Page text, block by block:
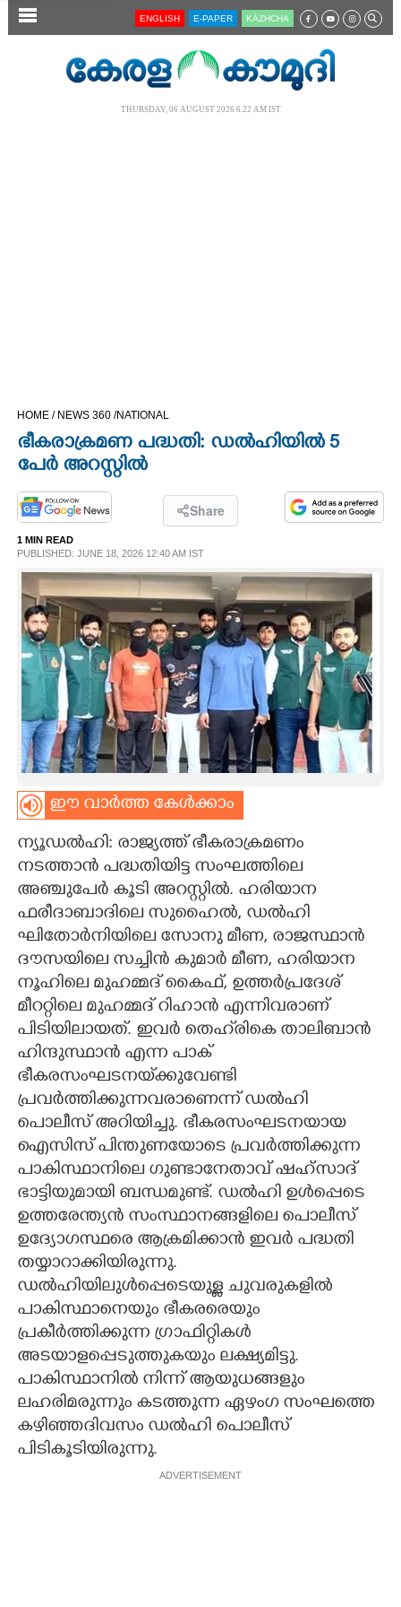
SECTIONS
CINEMA
OPINION
PHOTOS
LIFESTYLE
SPIRITUAL
INFO+
ART
CARTOONS
LITERATURE
ZOOM
CONTACT US
ENGLISH E-PAPER KĀZHCHA
THURSDAY, 06 AUGUST 2026 6.22 AM IST
HOME / NEWS 360 /NATIONAL
ഭീകരാക്രമണ പദ്ധതി: ഡൽഹിയിൽ 5
പേർ അറസ്റ്റിൽ
Share
1 MIN READ
PUBLISHED: JUNE 18, 2026 12:40 AM IST
ഈ വാർത്ത കേൾക്കാം
ന്യൂഡൽഹി: രാജ്യത്ത് ഭീകരാക്രമണം
നടത്താൻ പദ്ധതിയിട്ട സംഘത്തിലെ
അഞ്ചുപേർ കൂടി അറസ്റ്റിൽ. ഹരിയാന
ഫരീദാബാദിലെ സുഹൈൽ, ഡൽഹി
ഘിതോർനിയിലെ സോനു മീണ, രാജസ്ഥാൻ
ദൗസയിലെ സച്ചിൻ കുമാർ മീണ, ഹരിയാന
നൂഹിലെ മുഹമ്മദ് കൈഫ്, ഉത്തർപ്രദേശ്
മീററ്റിലെ മുഹമ്മദ് റിഹാൻ എന്നിവരാണ്
പിടിയിലായത്. ഇവർ തെഹ്‌രികെ താലിബാൻ
ഹിന്ദുസ്ഥാൻ എന്ന പാക്
ഭീകരസംഘടനയ്‌ക്കുവേണ്ടി
പ്രവർത്തിക്കുന്നവരാണെന്ന് ഡൽഹി
പൊലീസ് അറിയിച്ചു. ഭീകരസംഘടനയായ
ഐസിസ് പിന്തുണയോടെ പ്രവർത്തിക്കുന്ന
പാകിസ്ഥാനിലെ ഗുണ്ടാനേതാവ് ഷഹ്സാദ്
ഭാട്ടിയുമായി ബന്ധമുണ്ട്. ഡൽഹി ഉൾപ്പെടെ
ഉത്തരേന്ത്യൻ സംസ്ഥാനങ്ങളിലെ പൊലീസ്
ഉദ്യോഗസ്ഥരെ ആക്രമിക്കാൻ ഇവർ പദ്ധതി
തയ്യാറാക്കിയിരുന്നു.
ഡൽഹിയിലുൾപ്പെടെയുള്ള ചുവരുകളിൽ
പാകിസ്ഥാനെയും ഭീകരരെയും
പ്രകീർത്തിക്കുന്ന ഗ്രാഫിറ്റികൾ
അടയാളപ്പെടുത്തുകയും ലക്ഷ്യമിട്ടു.
പാകിസ്ഥാനിൽ നിന്ന് ആയുധങ്ങളും
ലഹരിമരുന്നും കടത്തുന്ന ഏഴംഗ സംഘത്തെ
കഴിഞ്ഞദിവസം ഡൽഹി പൊലീസ്
പിടികൂടിയിരുന്നു.
ADVERTISEMENT